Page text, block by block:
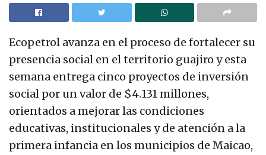
Ecopetrol avanza en el proceso de fortalecer su
presencia social en el territorio guajiro y esta
semana entrega cinco proyectos de inversión
social por un valor de $4.131 millones,
orientados a mejorar las condiciones
educativas, institucionales y de atención a la
primera infancia en los municipios de Maicao,